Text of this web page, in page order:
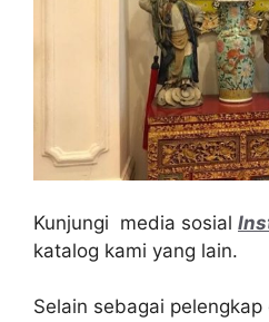
Kunjungi media sosial
katalog kami yang lain.
Selain sebagai